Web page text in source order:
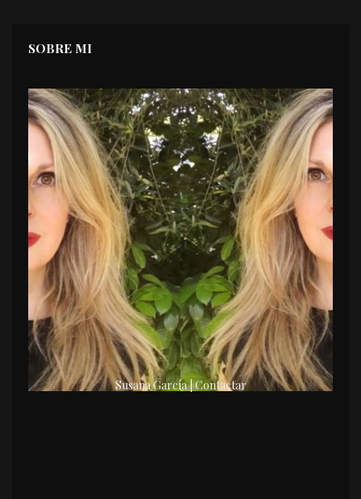
SOBRE MI
Susana García | Contactar